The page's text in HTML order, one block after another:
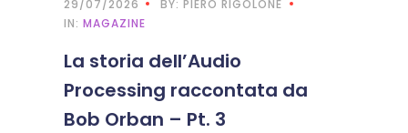
29/07/2026
BY: PIERO RIGOLONE
IN: MAGAZINE
La storia dell’Audio
Processing raccontata da
Bob Orban – Pt. 3